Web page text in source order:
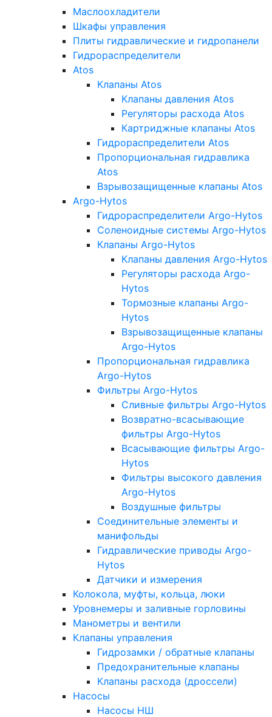
Маслоохладители
Шкафы управления
Плиты гидравлические и гидропанели
Гидрораспределители
Atos
Клапаны Atos
Клапаны давления Atos
Регуляторы расхода Atos
Картриджные клапаны Atos
Гидрораспределители Atos
Пропорциональная гидравлика
Atos
Взрывозащищенные клапаны Atos
Argo-Hytos
Гидрораспределители Argo-Hytos
Соленоидные системы Argo-Hytos
Клапаны Argo-Hytos
Клапаны давления Argo-Hytos
Регуляторы расхода Argo-
Hytos
Тормозные клапаны Argo-
Hytos
Взрывозащищенные клапаны
Argo-Hytos
Пропорциональная гидравлика
Argo-Hytos
Фильтры Argo-Hytos
Сливные фильтры Argo-Hytos
Возвратно-всасывающие
фильтры Argo-Hytos
Всасывающие фильтры Argo-
Hytos
Фильтры высокого давления
Argo-Hytos
Воздушные фильтры
Соединительные элементы и
манифольды
Гидравлические приводы Argo-
Hytos
Датчики и измерения
Колокола, муфты, кольца, люки
Уровнемеры и заливные горловины
Манометры и вентили
Клапаны управления
Гидрозамки / обратные клапаны
Предохранительные клапаны
Клапаны расхода (дроссели)
Насосы
Насосы НШ